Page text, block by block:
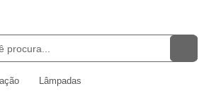
Lâmpadas